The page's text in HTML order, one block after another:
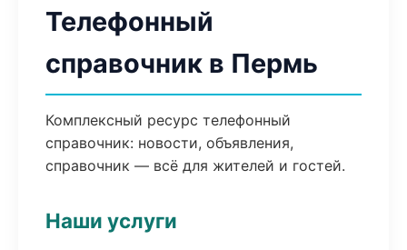
Телефонный
справочник в Пермь
Комплексный ресурс телефонный
справочник: новости, объявления,
справочник — всё для жителей и гостей.
Наши услуги